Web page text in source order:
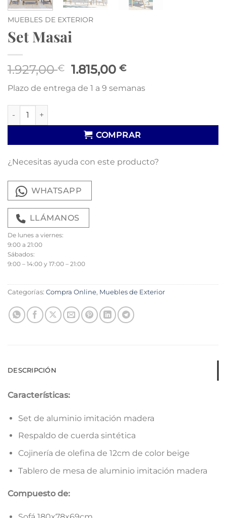
MUEBLES DE EXTERIOR
Set Masai
1.927,00€ El
precio
original
1.815,00€El
actual
Plazo de entrega de 1 a 9 semanas
Set Masai cantidad
COMPRAR
¿Necesitas ayuda con este producto?
WHATSAPP
LLÁMANOS
De lunes a viernes:
9:00 a 21:00
Sábados:
9:00 – 14:00 y 17:00 – 21:00
Categorías: Compra Online, Muebles de Exterior
DESCRIPCIÓN
Características:
Set de aluminio imitación madera
Respaldo de cuerda sintética
Cojinería de olefina de 12cm de color beige
Tablero de mesa de aluminio imitación madera
Compuesto de: